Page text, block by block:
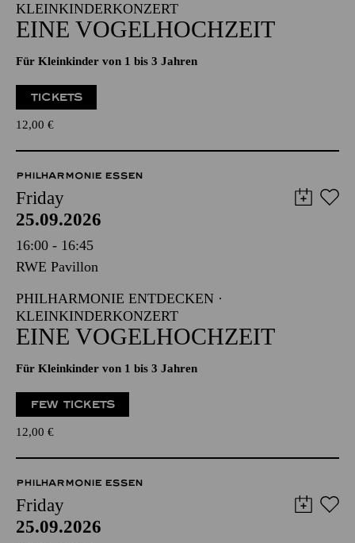
KLEINKINDERKONZERT
EINE VOGELHOCHZEIT
Für Kleinkinder von 1 bis 3 Jahren
TICKETS
12,00 €
PHILHARMONIE ESSEN
Friday
25.09.2026
16:00 - 16:45
RWE Pavillon
PHILHARMONIE ENTDECKEN ·
KLEINKINDERKONZERT
EINE VOGELHOCHZEIT
Für Kleinkinder von 1 bis 3 Jahren
FEW TICKETS
12,00 €
PHILHARMONIE ESSEN
Friday
25.09.2026